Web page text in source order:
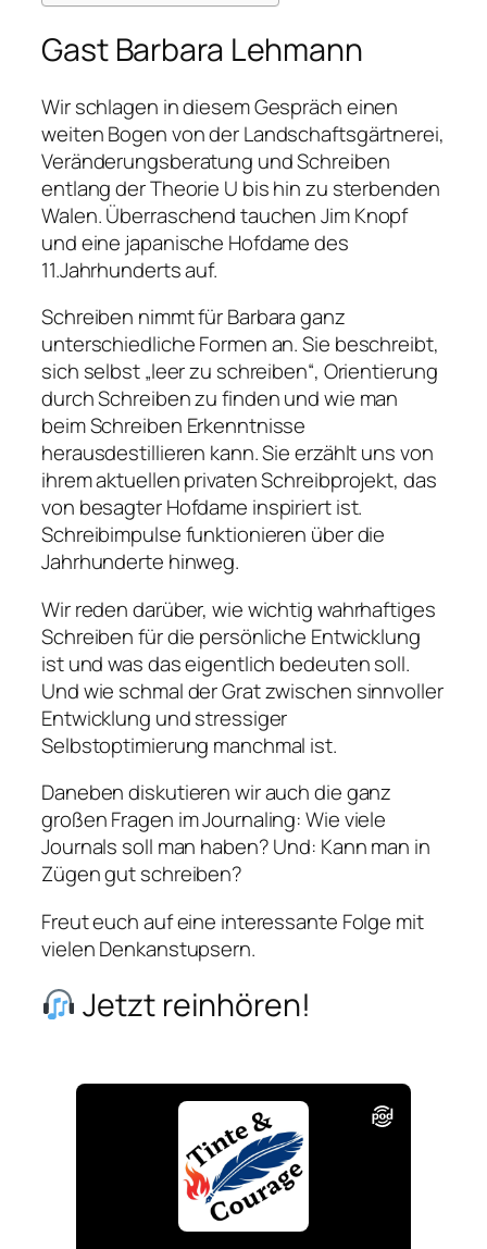
Gast Barbara Lehmann
Wir schlagen in diesem Gespräch einen
weiten Bogen von der Landschaftsgärtnerei,
Veränderungsberatung und Schreiben
entlang der Theorie U bis hin zu sterbenden
Walen. Überraschend tauchen Jim Knopf
und eine japanische Hofdame des
11.Jahrhunderts auf.
Schreiben nimmt für Barbara ganz
unterschiedliche Formen an. Sie beschreibt,
sich selbst „leer zu schreiben“, Orientierung
durch Schreiben zu finden und wie man
beim Schreiben Erkenntnisse
herausdestillieren kann. Sie erzählt uns von
ihrem aktuellen privaten Schreibprojekt, das
von besagter Hofdame inspiriert ist.
Schreibimpulse funktionieren über die
Jahrhunderte hinweg.
Wir reden darüber, wie wichtig wahrhaftiges
Schreiben für die persönliche Entwicklung
ist und was das eigentlich bedeuten soll.
Und wie schmal der Grat zwischen sinnvoller
Entwicklung und stressiger
Selbstoptimierung manchmal ist.
Daneben diskutieren wir auch die ganz
großen Fragen im Journaling: Wie viele
Journals soll man haben? Und: Kann man in
Zügen gut schreiben?
Freut euch auf eine interessante Folge mit
vielen Denkanstupsern.
Jetzt reinhören!